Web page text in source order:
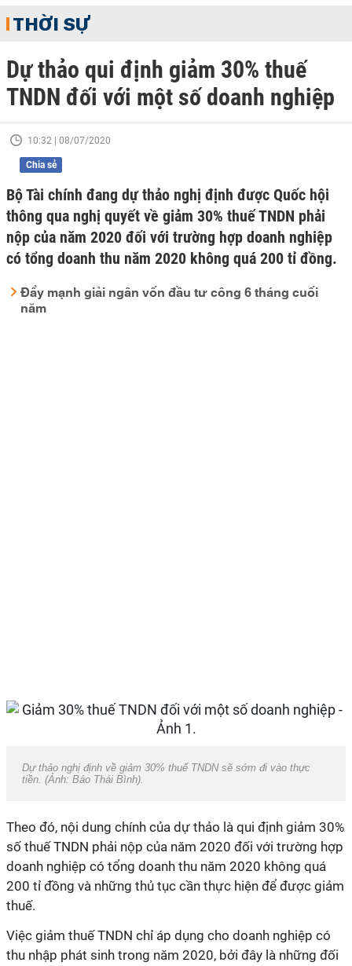
THỜI SỰ
Dự thảo qui định giảm 30% thuế
TNDN đối với một số doanh nghiệp
10:32 | 08/07/2020
Chia sẻ
Bộ Tài chính đang dự thảo nghị định được Quốc hội
thông qua nghị quyết về giảm 30% thuế TNDN phải
nộp của năm 2020 đối với trường hợp doanh nghiệp
có tổng doanh thu năm 2020 không quá 200 tỉ đồng.
Đẩy mạnh giải ngân vốn đầu tư công 6 tháng cuối
năm
Dự thảo nghị định về giảm 30% thuế TNDN sẽ sớm đi vào thực
tiền. (Ảnh: Báo Thái Bình).
Theo đó, nội dung chính của dự thảo là qui định giảm 30%
số thuế TNDN phải nộp của năm 2020 đối với trường hợp
doanh nghiệp có tổng doanh thu năm 2020 không quá
200 tỉ đồng và những thủ tục cần thực hiện để được giảm
thuế.
Việc giảm thuế TNDN chỉ áp dụng cho doanh nghiệp có
thu nhập phát sinh trong năm 2020, bởi đây là những đối